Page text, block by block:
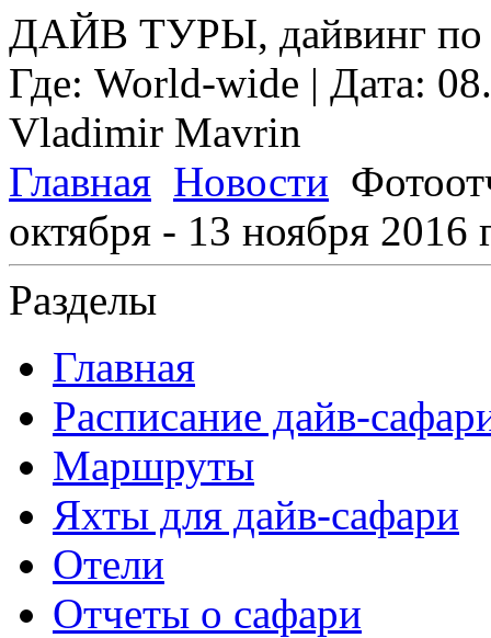
ДАЙВ ТУРЫ, дайвинг по
Где: World-wide | Дата:
Vladimir Mavrin
Главная Новости
октября - 13 ноября 2016
Разделы
Главная
Расписание дайв-
Маршруты
Яхты для дайв-сафари
Отели
Отчеты о сафари